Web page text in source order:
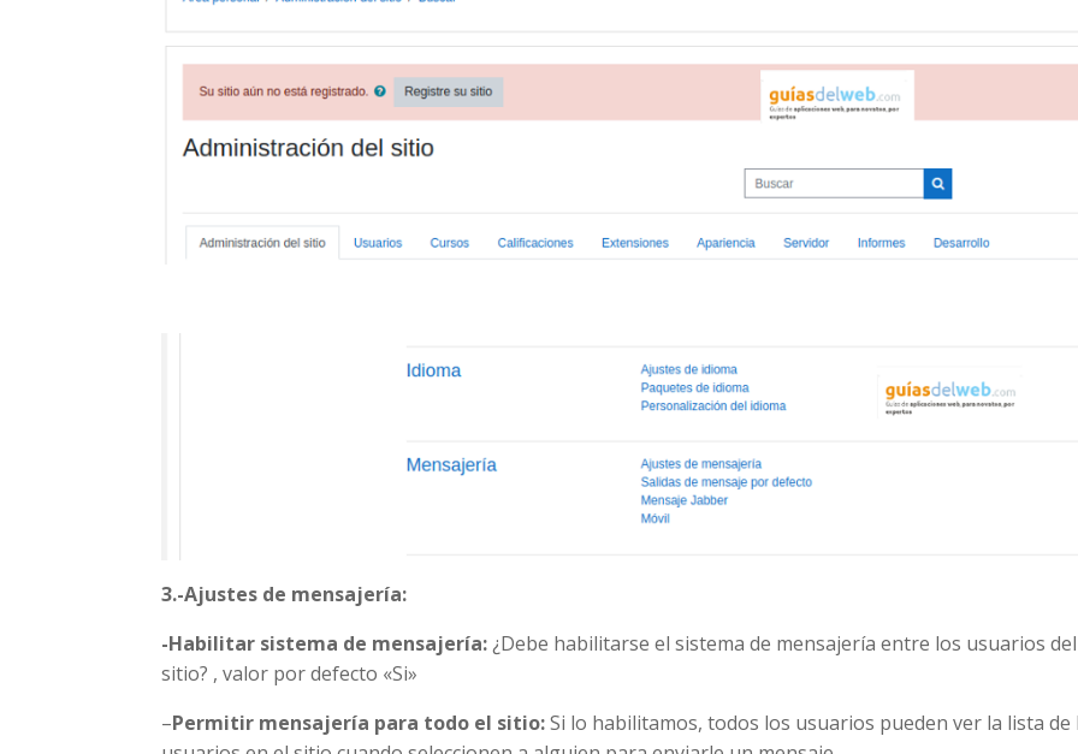
3.-Ajustes de mensajería:
-Habilitar sistema de mensajería: ¿Debe habilitarse el sistema de mensajería entre los usuarios del
sitio? , valor por defecto «Si»
–Permitir mensajería para todo el sitio:Si lo habilitamos, todos los usuarios pueden ver la lista de